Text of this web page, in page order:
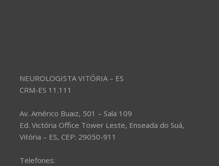
NEUROLOGISTA VITÓRIA – ES
CRM-ES 11.111
Av. Américo Buaiz, 501 – Sala 109
Ed. Victória Office Tower Leste, Enseada do Suá,
Vitória – ES, CEP: 29050-911
Telefones: